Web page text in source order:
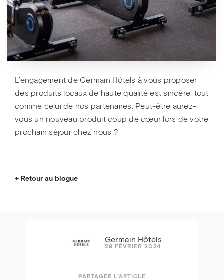
L’engagement de Germain Hôtels à vous proposer
des produits locaux de haute qualité est sincère, tout
comme celui de nos partenaires. Peut-être aurez-
vous un nouveau produit coup de cœur lors de votre
prochain séjour chez nous ?
Retour au blogue
Germain Hôtels
29 FÉVRIER 2024
PARTAGER L’ARTICLE